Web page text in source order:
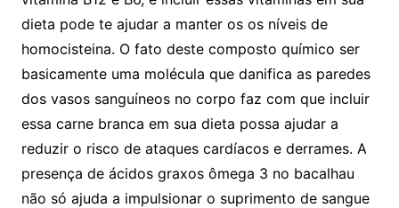
dieta pode te ajudar a manter os os níveis de
homocisteina. O fato deste composto químico ser
basicamente uma molécula que danifica as paredes
dos vasos sanguíneos no corpo faz com que incluir
essa carne branca em sua dieta possa ajudar a
reduzir o risco de ataques cardíacos e derrames. A
presença de ácidos graxos ômega 3 no bacalhau
não só ajuda a impulsionar o suprimento de sangue